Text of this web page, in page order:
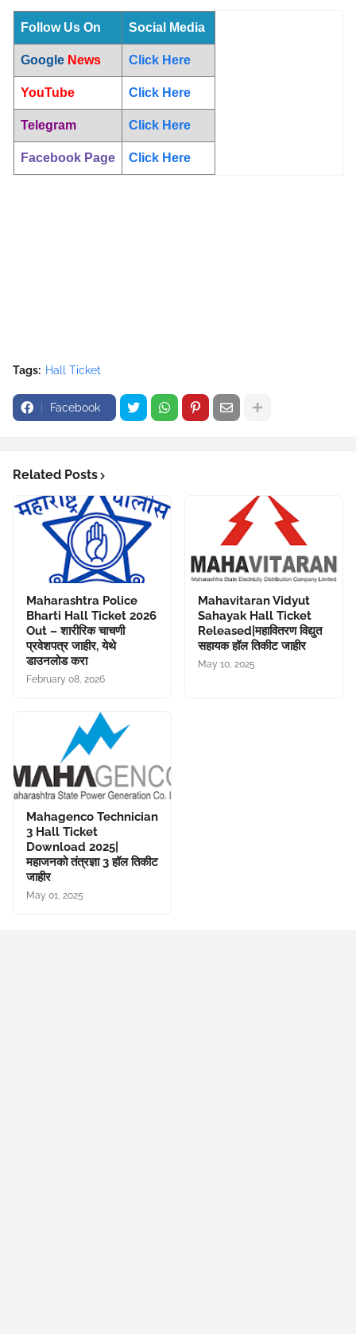
Follow Us On Social Media
Google News Click Here
YouTube Click Here
Telegram Click Here
Facebook Page Click Here
Tags: Hall Ticket
Facebook
Related Posts
Maharashtra Police
Bharti Hall Ticket 2026
Out – शारीरिक चाचणी
प्रवेशपत्र जाहीर, येथे
डाउनलोड करा
February 08, 2026
Mahavitaran Vidyut
Sahayak Hall Ticket
Released|महावितरण विद्युत
सहायक हॉल तिकीट जाहीर
May 10, 2025
Mahagenco Technician
3 Hall Ticket
Download 2025|
महाजनको तंत्रज्ञा 3 हॉल तिकीट
जाहीर
May 01, 2025